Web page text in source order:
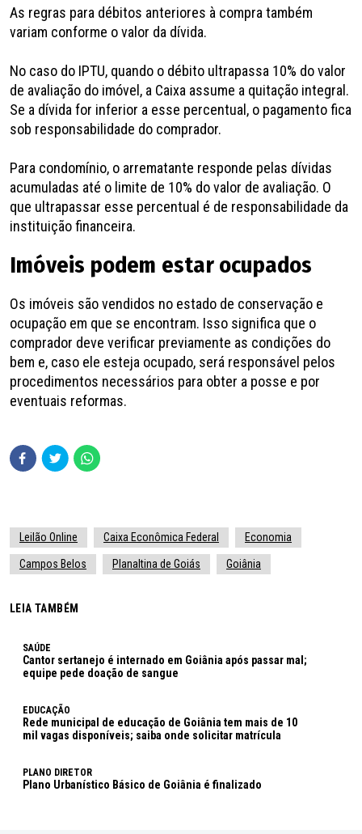
As regras para débitos anteriores à compra também
variam conforme o valor da dívida.
No caso do IPTU, quando o débito ultrapassa 10% do valor
de avaliação do imóvel, a Caixa assume a quitação integral.
Se a dívida for inferior a esse percentual, o pagamento fica
sob responsabilidade do comprador.
Para condomínio, o arrematante responde pelas dívidas
acumuladas até o limite de 10% do valor de avaliação. O
que ultrapassar esse percentual é de responsabilidade da
instituição financeira.
Imóveis podem estar ocupados
Os imóveis são vendidos no estado de conservação e
ocupação em que se encontram. Isso significa que o
comprador deve verificar previamente as condições do
bem e, caso ele esteja ocupado, será responsável pelos
procedimentos necessários para obter a posse e por
eventuais reformas.
Leilão Online Caixa Econômica Federal Economia
Campos Belos Planaltina de Goiás Goiânia
LEIA TAMBÉM
SAÚDE
Cantor sertanejo é internado em Goiânia após passar mal;
equipe pede doação de sangue
EDUCAÇÃO
Rede municipal de educação de Goiânia tem mais de 10
mil vagas disponíveis; saiba onde solicitar matrícula
PLANO DIRETOR
Plano Urbanístico Básico de Goiânia é finalizado